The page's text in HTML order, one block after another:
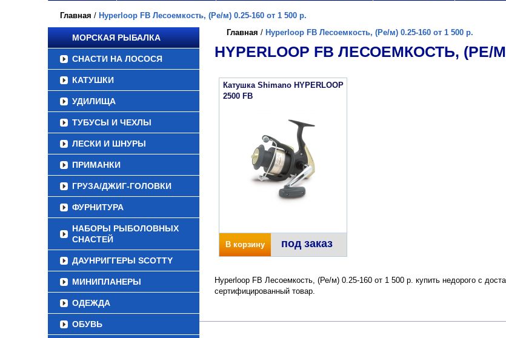
Главная / Hyperloop FB Лесоемкость, (Ре/м) 0.25-160 от 1 500 р.
МОРСКАЯ РЫБАЛКА
СНАСТИ НА ЛОСОСЯ
КАТУШКИ
УДИЛИЩА
ТУБУСЫ И ЧЕХЛЫ
ЛЕСКИ И ШНУРЫ
ПРИМАНКИ
ГРУЗА/ДЖИГ-ГОЛОВКИ
ФУРНИТУРА
НАБОРЫ РЫБОЛОВНЫХ
СНАСТЕЙ
ДАУНРИГГЕРЫ SCOTTY
МИНИПЛАНЕРЫ
ОДЕЖДА
ОБУВЬ
Главная / Hyperloop FB Лесоемкость, (Ре/м) 0.25-160 от 1 500 р.
HYPERLOOP FB ЛЕСОЕМКОСТЬ, (РЕ/
Катушка Shimano HYPERLOOP
2500 FB
В корзину под заказ
Hyperloop FB Лесоемкость, (Ре/м) 0.25-160 от 1 500 р. купить недорого с
сертифицированный товар.